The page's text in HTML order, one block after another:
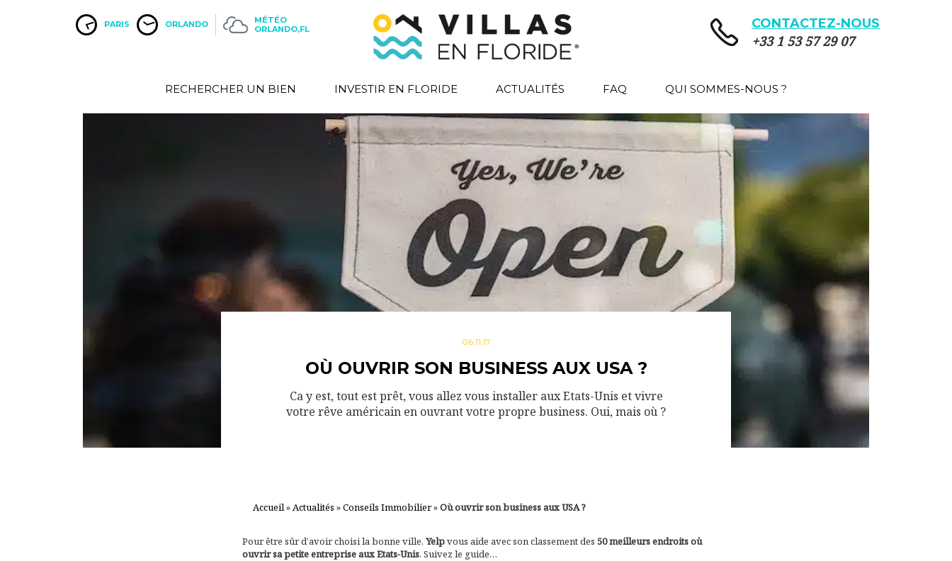
PARIS ORLANDO
MÉTÉO
ORLANDO,FL
CONTACTEZ-NOUS
+33 1 53 57 29 07
RECHERCHER UN BIEN INVESTIR EN FLORIDE ACTUALITÉS FAQ QUI SOMMES-NOUS ?
06.11.17
OÙ OUVRIR SON BUSINESS AUX USA ?
Ca y est, tout est prêt, vous allez vous installer aux Etats-Unis et vivre
votre rêve américain en ouvrant votre propre business. Oui, mais où ?
Accueil»Actualités »Conseils Immobilier»Où ouvrir son business aux USA ?
Pour être sûr d’avoir choisi la bonne ville, Yelpvous aide avec son classement des 50 meilleurs endroits où
ouvrir sa petite entreprise aux Etats-Unis. Suivez le guide…